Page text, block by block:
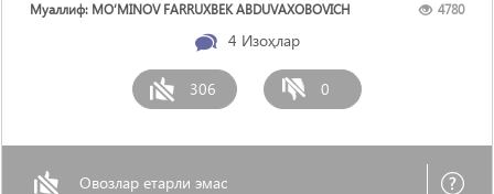
бўйича кенгаш томонидан қандай қарорлар ...
Муаллиф: MO‘MINOV FARRUXBEK ABDUVAXOBOVICH 4780
4 Изоҳлар
306 0
Овозлар етарли эмас